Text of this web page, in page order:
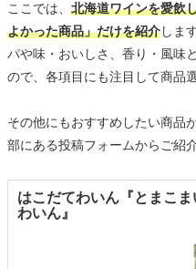
ここでは、 北海道ワインを愛飲
よかった商品」だけを紹介しま
パや味・おいしさ、香り・風味
ので、各項目にも注目して商品
その他にもおすすめしたい商品
部にある投稿フォームからご紹
はこだてわいん『とまこ
わいん』